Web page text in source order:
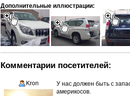
Дополнительные иллюстрации:
Комментарии посетителей:
Kron
У нас должен быть с
америкосов.